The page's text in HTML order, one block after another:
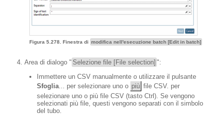
Figura 5.278. Finestra di modifica nell'esecuzione batch [Edit in batch]
Area di dialogo " Selezione file [File selection] ":
Immettere un CSV manualmente o utilizzare il pulsante
Sfoglia ... per selezionare uno o più file CSV. per
selezionare uno o più file CSV (tasto Ctrl). Se vengono
selezionati più file, questi vengono separati con il simbolo
del tubo.